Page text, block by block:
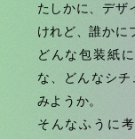
たしかに、デザ
けれど、誰かに
どんな包装紙
な、どんなシ
みようか。
そんなふうに